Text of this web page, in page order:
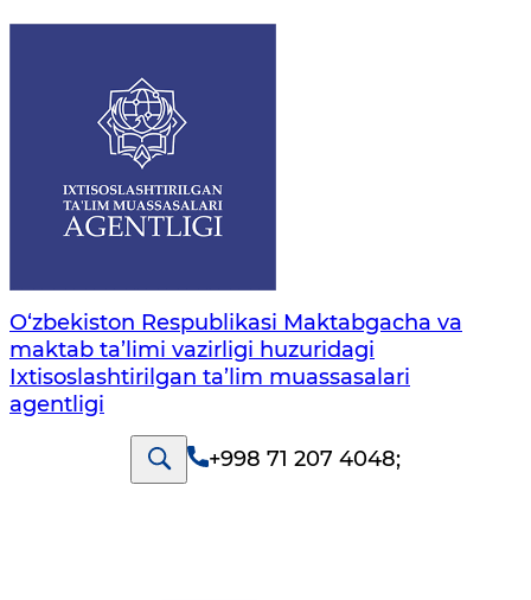
O‘zbekiston Respublikasi Maktabgacha va
maktab ta’limi vazirligi huzuridagi
Ixtisoslashtirilgan ta’lim muassasalari
agentligi
+998 71 207 4048;